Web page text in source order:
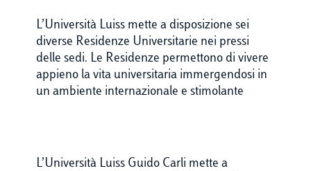
L’Università Luiss mette a disposizione sei
diverse Residenze Universitarie nei pressi
delle sedi. Le Residenze permettono di vivere
appieno la vita universitaria immergendosi in
un ambiente internazionale e stimolante
L’Università Luiss Guido Carli mette a